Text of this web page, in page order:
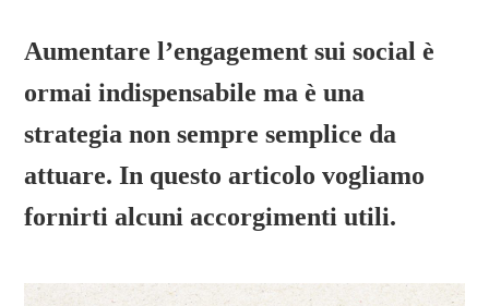
LA GAZZETTA DEL WEB
Aumentare l’engagement sui social è
ormai indispensabile ma è una
strategia non sempre semplice da
attuare. In questo articolo vogliamo
fornirti alcuni accorgimenti utili.